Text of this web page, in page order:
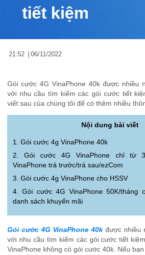
tiết kiệm
21:52 06/11/2022
Gói cước 4G VinaPhone 40k được nhiều
với nhu cầu tìm kiếm các gói cước tiết
viết sau của chúng tôi để có thêm nhiều
Nội dung bài viết
1. Gói cước 4g VinaPhone 40k
2. Gói cước 4G VinaPhone chỉ từ
VinaPhone trả trước/trả sau/ezCom
3. Gói cước 4g VinaPhone cho HSSV
4. Gói cước 4G VinaPhone 50K/tháng
danh sách khuyến mãi
Gói cước 4G VinaPhone 40k được nhiều
với nhu cầu tìm kiếm các gói cước tiết
VinaPhone không có gói cước 40k. Nếu